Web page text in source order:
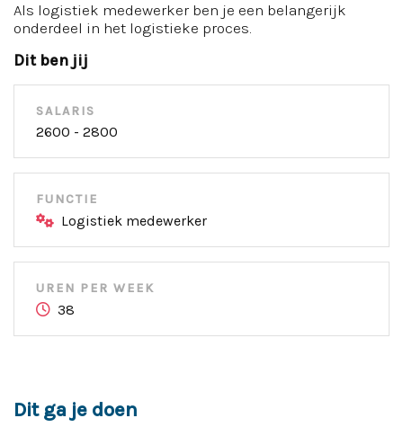
Als logistiek medewerker ben je een belangerijk
onderdeel in het logistieke proces.
Dit ben jij
SALARIS
2600 - 2800
FUNCTIE
Logistiek medewerker
UREN PER WEEK
38
Dit ga je doen